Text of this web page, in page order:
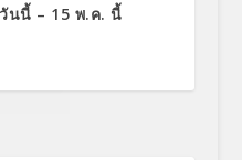
วันนี้ – 15 พ.ค. นี้